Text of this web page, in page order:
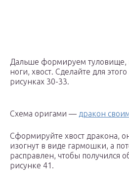
Дальше формируем туловище,
ноги, хвост. Сделайте для
рисунках 30-33.
Схема оригами — дракон
Сформируйте хвост дракона,
изогнут в виде гармошки, а
расправлен, чтобы получился
рисунке 41.